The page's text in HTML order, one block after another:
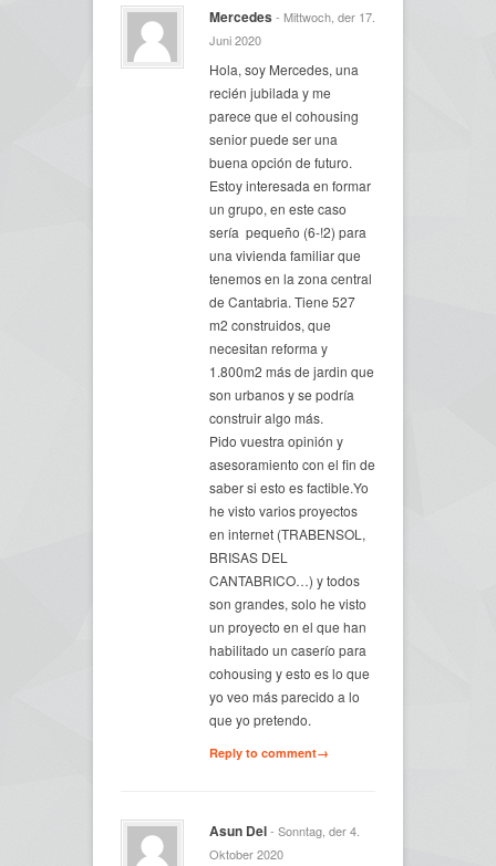
Mercedes - Mittwoch, der 17.
Juni 2020
Hola, soy Mercedes, una
recién jubilada y me
parece que el cohousing
senior puede ser una
buena opción de futuro.
Estoy interesada en formar
un grupo, en este caso
sería pequeño (6-!2) para
una vivienda familiar que
tenemos en la zona central
de Cantabria. Tiene 527
m2 construidos, que
necesitan reforma y
1.800m2 más de jardin que
son urbanos y se podría
construir algo más.
Pido vuestra opinión y
asesoramiento con el fin de
saber si esto es factible.Yo
he visto varios proyectos
en internet (TRABENSOL,
BRISAS DEL
CANTABRICO…) y todos
son grandes, solo he visto
un proyecto en el que han
habilitado un caserío para
cohousing y esto es lo que
yo veo más parecido a lo
que yo pretendo.
Reply to comment→
Asun Del- Sonntag, der 4.
Oktober 2020